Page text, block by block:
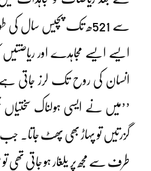
سے 521ھ تک پچیس
ایسے ایسے مجاہدے اور
انسان کی روح تک لرز جاتی
’’میں نے ایسی ہولناک سختیاں
گزرتیں تو پہاڑ بھی پھٹ جاتا۔
طرف سے مجھ پر یلغار ہو جاتی تھی